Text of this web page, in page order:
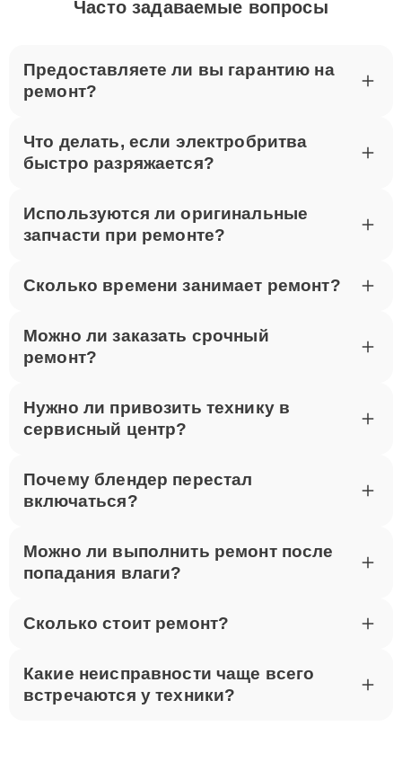
Часто задаваемые вопросы
Предоставляете ли вы гарантию на
ремонт?
Что делать, если электробритва
быстро разряжается?
Используются ли оригинальные
запчасти при ремонте?
Сколько времени занимает ремонт?
Можно ли заказать срочный
ремонт?
Нужно ли привозить технику в
сервисный центр?
Почему блендер перестал
включаться?
Можно ли выполнить ремонт после
попадания влаги?
Сколько стоит ремонт?
Какие неисправности чаще всего
встречаются у техники?